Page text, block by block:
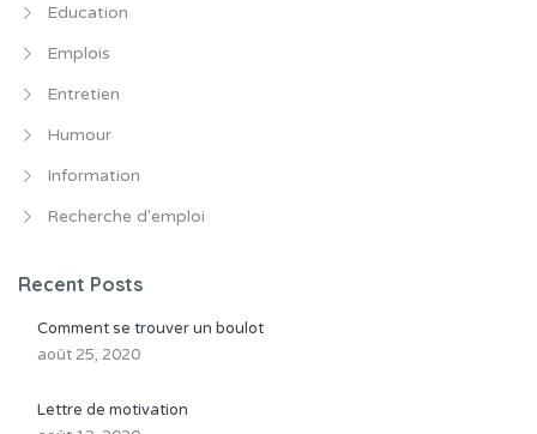
Education
Emplois
Entretien
Humour
Information
Recherche d'emploi
Recent Posts
Comment se trouver un boulot
août 25, 2020
Lettre de motivation